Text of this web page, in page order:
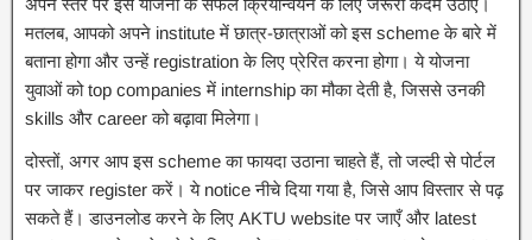
मतलब, आपको अपने institute में छात्र-छात्राओं को इस scheme के बारे में
बताना होगा और उन्हें registration के लिए प्रेरित करना होगा। ये योजना
युवाओं को top companies में internship का मौका देती है, जिससे उनकी
skills और career को बढ़ावा मिलेगा।
दोस्तों, अगर आप इस scheme का फायदा उठाना चाहते हैं, तो जल्दी से पोर्टल
पर जाकर register करें। ये notice नीचे दिया गया है, जिसे आप विस्तार से पढ़
सकते हैं। डाउनलोड करने के लिए AKTU website पर जाएँ और latest